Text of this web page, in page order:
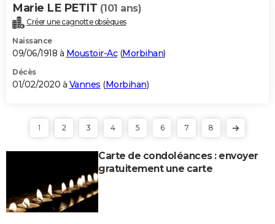
Marie LE PETIT (101 ans)
Créer une cagnotte obsèques
Naissance
09/06/1918 à Moustoir-Ac(Morbihan)
Décès
01/02/2020 à Vannes (Morbihan)
1 2 3 4 5 6 7 8
Carte de condoléances : envoyer
gratuitement une carte